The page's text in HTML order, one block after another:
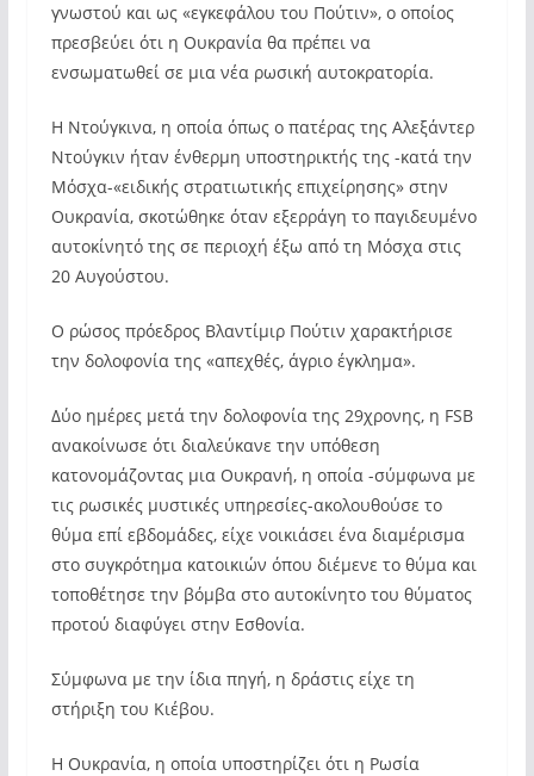
γνωστού και ως «εγκεφάλου του Πούτιν», ο οποίος
πρεσβεύει ότι η Ουκρανία θα πρέπει να
ενσωματωθεί σε μια νέα ρωσική αυτοκρατορία.
Η Ντούγκινα, η οποία όπως ο πατέρας της Αλεξάντερ
Ντούγκιν ήταν ένθερμη υποστηρικτής της -κατά την
Μόσχα-«ειδικής στρατιωτικής επιχείρησης» στην
Ουκρανία, σκοτώθηκε όταν εξερράγη το παγιδευμένο
αυτοκίνητό της σε περιοχή έξω από τη Μόσχα στις
20 Αυγούστου.
Ο ρώσος πρόεδρος Βλαντίμιρ Πούτιν χαρακτήρισε
την δολοφονία της «απεχθές, άγριο έγκλημα».
Δύο ημέρες μετά την δολοφονία της 29χρονης, η FSB
ανακοίνωσε ότι διαλεύκανε την υπόθεση
κατονομάζοντας μια Ουκρανή, η οποία -σύμφωνα με
τις ρωσικές μυστικές υπηρεσίες-ακολουθούσε το
θύμα επί εβδομάδες, είχε νοικιάσει ένα διαμέρισμα
στο συγκρότημα κατοικιών όπου διέμενε το θύμα και
τοποθέτησε την βόμβα στο αυτοκίνητο του θύματος
προτού διαφύγει στην Εσθονία.
Σύμφωνα με την ίδια πηγή, η δράστις είχε τη
στήριξη του Κιέβου.
Η Ουκρανία, η οποία υποστηρίζει ότι η Ρωσία